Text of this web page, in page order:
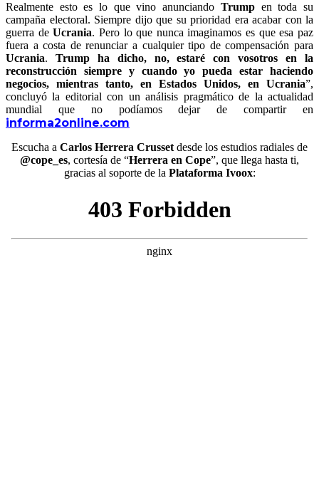
Realmente esto es lo que vino anunciando Trumpen toda su
campaña electoral. Siempre dijo que su prioridad era acabar con la
guerra deUcrania. Pero lo que nunca imaginamos es que esa paz
fuera a costa de renunciar a cualquier tipo de compensación para
Ucrania. Trump ha dicho, no, estaré con vosotros en la
reconstrucción siempre y cuando yo pueda estar haciendo
negocios, mientras tanto, en Estados Unidos, en Ucrania”,
concluyó la editorial con un análisis pragmático de la actualidad
mundial que no podíamos dejar de compartir en
informa2online.com
Escucha a Carlos Herrera Crusset desde los estudios radiales de
@cope_es, cortesía de “Herrera en Cope”, que llega hasta ti,
gracias al soporte de la Plataforma Ivoox: